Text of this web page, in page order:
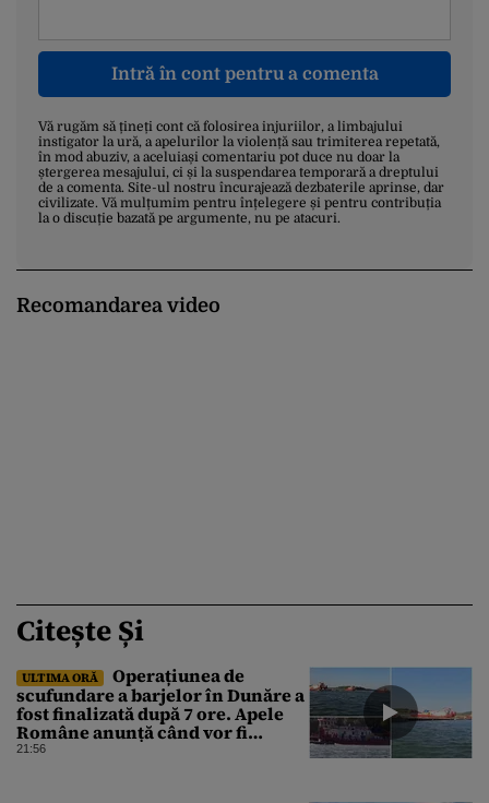
Intră în cont pentru a comenta
Vă rugăm să țineți cont că folosirea injuriilor, a limbajului
instigator la ură, a apelurilor la violență sau trimiterea repetată,
în mod abuziv, a aceluiași comentariu pot duce nu doar la
ștergerea mesajului, ci și la suspendarea temporară a dreptului
de a comenta. Site-ul nostru încurajează dezbaterile aprinse, dar
civilizate. Vă mulțumim pentru înțelegere și pentru contribuția
la o discuție bazată pe argumente, nu pe atacuri.
Recomandarea video
Citește Și
ULTIMA ORĂ
Operațiunea de
scufundare a barjelor în Dunăre a
fost finalizată după 7 ore. Apele
Române anunță când vor fi
simțite efectele
21:56